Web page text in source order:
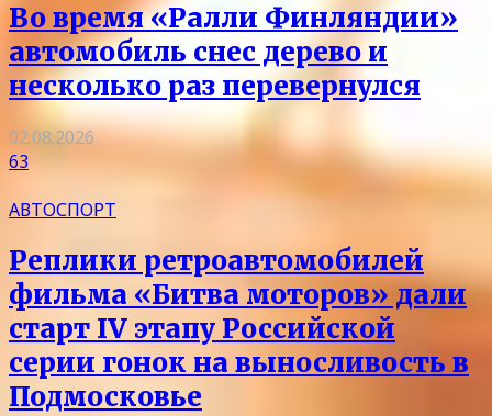
Во время «Ралли Финляндии»
автомобиль снес дерево и
несколько раз перевернулся
02.08.2026
63
АВТОСПОРТ
Реплики ретроавтомобилей
фильма «Битва моторов» дали
старт IV этапу Российской
серии гонок на выносливость в
Подмосковье